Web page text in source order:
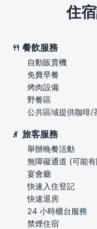
住
餐飲服務
自動販賣機
免費早餐
烤肉設備
野餐區
公共區域提供咖啡/
旅客服務
舉辦晚餐活動
無障礙通道 (可能
宴會廳
快速入住登記
快速退房
24 小時櫃台服務
禁煙住宿